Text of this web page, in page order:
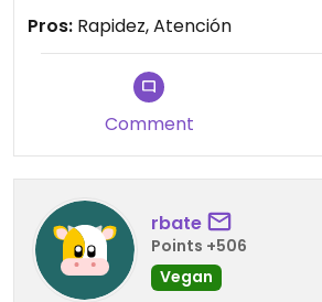
Pros: Rapidez, Atención
Comment
rbate
Points +506
Vegan